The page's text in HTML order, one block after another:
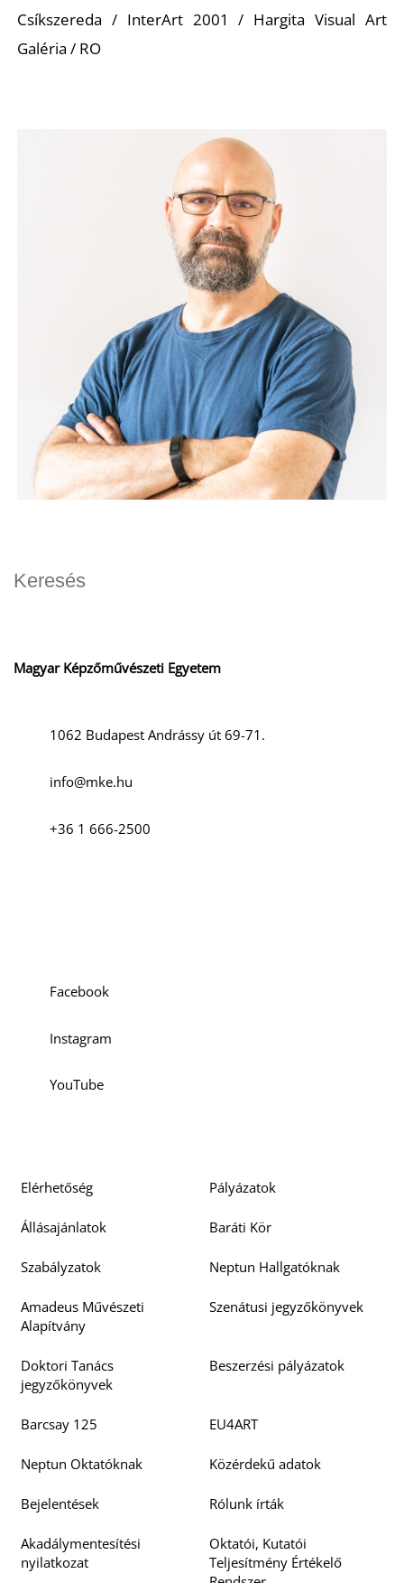
Csíkszereda / InterArt 2001 / Hargita Visual Art
Galéria / RO
Magyar Képzőművészeti Egyetem
1062 Budapest Andrássy út 69-71.
info@mke.hu
+36 1 666-2500
Facebook
Instagram
YouTube
Elérhetőség Pályázatok
Állásajánlatok Baráti Kör
Szabályzatok Neptun Hallgatóknak
Amadeus Művészeti
Alapítvány
Szenátusi jegyzőkönyvek
Doktori Tanács
jegyzőkönyvek
Beszerzési pályázatok
Barcsay 125 EU4ART
Neptun Oktatóknak Közérdekű adatok
Bejelentések Rólunk írták
Akadálymentesítési
nyilatkozat
Oktatói, Kutatói
Teljesítmény Értékelő